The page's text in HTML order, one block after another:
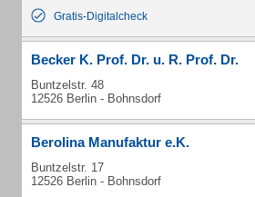
Gratis-Digitalcheck
Becker K. Prof. Dr. u. R. Prof. Dr.
Buntzelstr. 48
12526 Berlin - Bohnsdorf
Berolina Manufaktur e.K.
Buntzelstr. 17
12526 Berlin - Bohnsdorf